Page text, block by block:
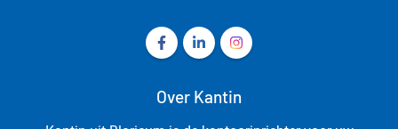
Volg ons op Facebook Kantin -
Volg ons op LinkedIn Kantin
Volg ons op Instagram
Over Kantin